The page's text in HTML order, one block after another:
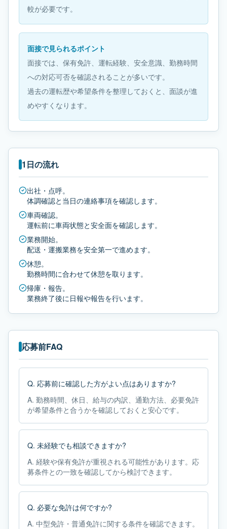
較が必要です。
面接で見られるポイント
面接では、保有免許、運転経験、安全意識、勤務時間
への対応可否を確認されることが多いです。
過去の運転歴や希望条件を整理しておくと、面談が進
めやすくなります。
1日の流れ
出社・点呼。
体調確認と当日の連絡事項を確認します。
車両確認。
運転前に車両状態と安全面を確認します。
業務開始。
配送・運搬業務を安全第一で進めます。
休憩。
勤務時間に合わせて休憩を取ります。
帰庫・報告。
業務終了後に日報や報告を行います。
応募前FAQ
Q. 応募前に確認した方がよい点はありますか?
A. 勤務時間、休日、給与の内訳、通勤方法、必要免許
が希望条件と合うかを確認しておくと安心です。
Q. 未経験でも相談できますか?
A. 経験や保有免許が重視される可能性があります。応
募条件との一致を確認してから検討できます。
Q. 必要な免許は何ですか?
A. 中型免許・普通免許に関する条件を確認できます。